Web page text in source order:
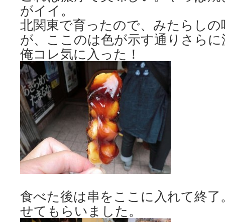
がイイ。
北関東で育ったので、みたらし
が、ここのは色が示す通りさらに
俺コレ気に入った！
食べた後は串をここに入れて終
せてもらいました。